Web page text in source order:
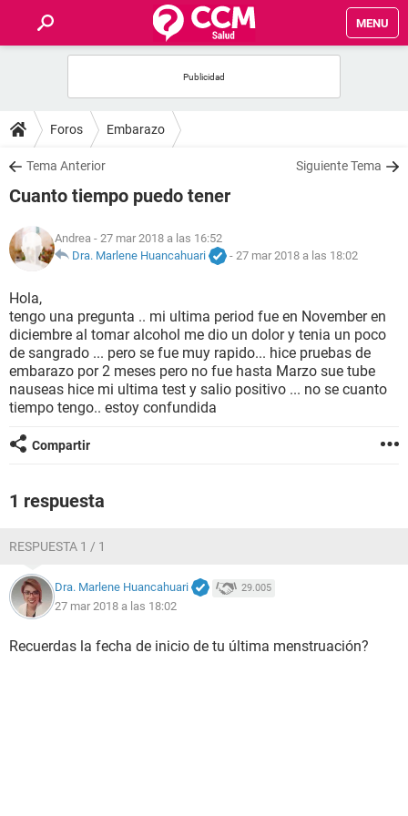
MENU
FOROS
SALUD
NUTRICIÓN
BIENESTAR
SEXUALIDAD
GLOSARIO
Foros Embarazo
Tema Anterior Siguiente Tema
Cuanto tiempo puedo tener
Andrea - 27 mar 2018 a las 16:52
Dra. Marlene Huancahuari
- 27 mar 2018 a las 18:02
Hola,
tengo una pregunta .. mi ultima period fue en November en
diciembre al tomar alcohol me dio un dolor y tenia un poco
de sangrado ... pero se fue muy rapido... hice pruebas de
embarazo por 2 meses pero no fue hasta Marzo sue tube
nauseas hice mi ultima test y salio positivo ... no se cuanto
tiempo tengo.. estoy confundida
Compartir
1 respuesta
RESPUESTA 1 / 1
Dra. Marlene Huancahuari 29.005
27 mar 2018 a las 18:02
Recuerdas la fecha de inicio de tu última menstruación?